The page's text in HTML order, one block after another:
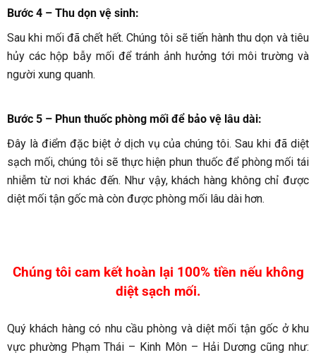
Bước 4 – Thu dọn vệ sinh:
Sau khi mối đã chết hết. Chúng tôi sẽ tiến hành thu dọn và tiêu
hủy các hộp bẫy mối để tránh ảnh hưởng tới môi trường và
người xung quanh.
Bước 5 – Phun thuốc phòng mối để bảo vệ lâu dài:
Đây là điểm đặc biệt ở dịch vụ của chúng tôi. Sau khi đã diệt
sạch mối, chúng tôi sẽ thực hiện phun thuốc để phòng mối tái
nhiễm từ nơi khác đến. Như vậy, khách hàng không chỉ được
diệt mối tận gốc mà còn được phòng mối lâu dài hơn.
Chúng tôi cam kết hoàn lại 100% tiền nếu không
diệt sạch mối.
Quý khách hàng có nhu cầu phòng và diệt mối tận gốc ở khu
vực phường Phạm Thái – Kinh Môn – Hải Dương cũng như: